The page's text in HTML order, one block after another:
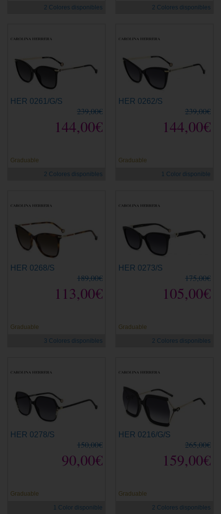
2 Colores disponibles
2 Colores disponibles
HER 0261/G/S
239,00€
144,00€
Graduable
2 Colores disponibles
HER 0262/S
239,00€
144,00€
Graduable
1 Color disponible
HER 0268/S
189,00€
113,00€
Graduable
3 Colores disponibles
HER 0273/S
175,00€
105,00€
Graduable
2 Colores disponibles
HER 0278/S
150,00€
90,00€
Graduable
1 Color disponible
HER 0216/G/S
265,00€
159,00€
Graduable
2 Colores disponibles